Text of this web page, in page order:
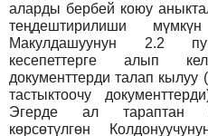
аларды бербей коюу
теңдештирилиши
Макулдашуунун 2.2
кесепеттерге алып
документтерди талап
тастыктоочу
Эгерде ал тараптан
көрсөтүлгөн